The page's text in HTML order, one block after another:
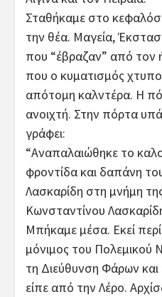
Σταθήκαμε στο
την θέα. Μαγεία,
που “έβραζαν” από τον
που ο κυματισμός
απότομη καλντέρα. Η
ανοιχτή. Στην πόρτα
γράφει:
“Αναπαλαιώθηκε το
φροντίδα και δαπάνη
Λασκαρίδη στη μνήμη
Κωνσταντίνου
Μπήκαμε μέσα. Εκεί
μόνιμος του Πολεμικού
τη Διεύθυνση Φάρων
είπε από την Λέρο.